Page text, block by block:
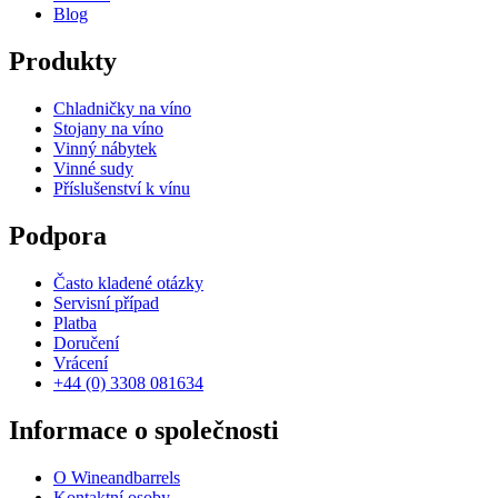
Blog
Produkty
Chladničky na víno
Stojany na víno
Vinný nábytek
Vinné sudy
Příslušenství k vínu
Podpora
Často kladené otázky
Servisní případ
Platba
Doručení
Vrácení
+44 (0) 3308 081634
Informace o společnosti
O Wineandbarrels